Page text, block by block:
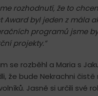
rozhodnutí, že to
Award byl jeden z mála
programů jsme
projekty.”
se rozběhl a Maria s
že bude Nekrachni
Jasně si určili své